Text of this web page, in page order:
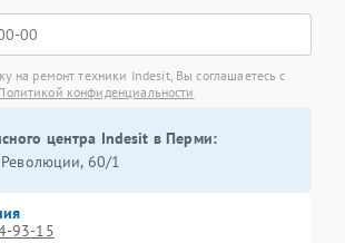
на ремонт техники Indesit, Вы соглашаетесь с
конфиденциальности
центра Indesit в Перми:
​Революции, 60/1
93-15